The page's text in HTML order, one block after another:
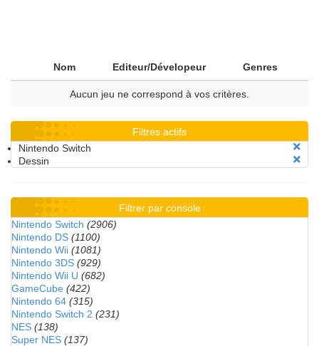
Nom Editeur/Dévelopeur Genres
Aucun jeu ne correspond à vos critères.
Filtres actifs
Nintendo Switch
Dessin
Filtrer par console
Nintendo Switch (2906)
Nintendo DS (1100)
Nintendo Wii (1081)
Nintendo 3DS (929)
Nintendo Wii U (682)
GameCube (422)
Nintendo 64 (315)
Nintendo Switch 2 (231)
NES (138)
Super NES (137)